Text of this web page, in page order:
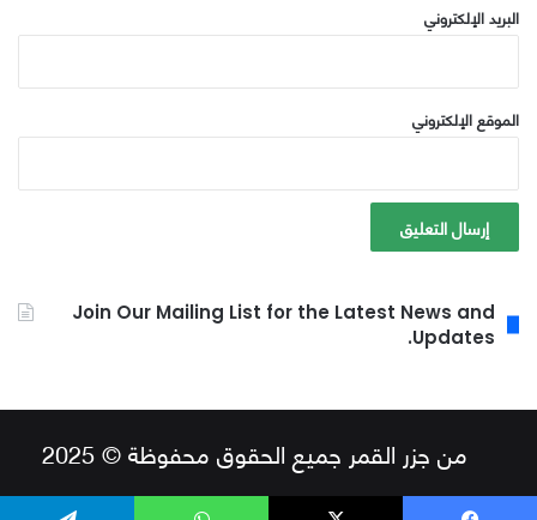
البريد الإلكتروني
الموقع الإلكتروني
Join Our Mailing List for the Latest News and
Updates.
من جزر القمر جميع الحقوق محفوظة © 2025